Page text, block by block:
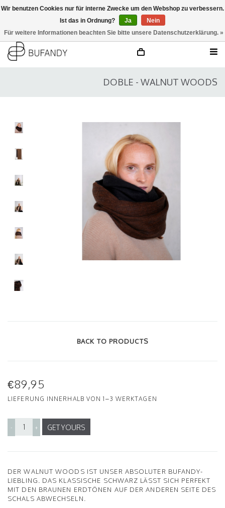
DOBLE - WALNUT WOODS
BACK TO PRODUCTS
€89,95
LIEFERUNG INNERHALB VON 1–3 WERKTAGEN
- + GET YOURS
DER WALNUT WOODS IST UNSER ABSOLUTER BUFANDY-
LIEBLING. DAS KLASSISCHE SCHWARZ LÄSST SICH PERFEKT
MIT DEN BRAUNEN ERDTÖNEN AUF DER ANDEREN SEITE DES
SCHALS ABWECHSELN.
Wir benutzen Cookies nur für interne Zwecke um den Webshop zu verbessern.
Ist das in Ordnung?
Ja
Nein
Für weitere Informationen beachten Sie bitte unsere Datenschutzerklärung. »